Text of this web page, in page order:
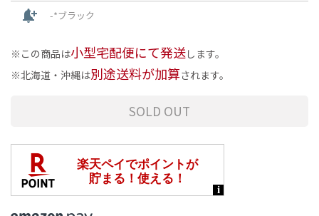
notification_add -*ブラック
この商品は小型宅配便にて発送します。
北海道・沖縄は別途送料が加算されます。
SOLD OUT